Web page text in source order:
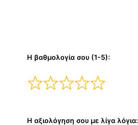
Η βαθμολογία σου (1-5):
Η αξιολόγηση σου με λίγα λόγια: